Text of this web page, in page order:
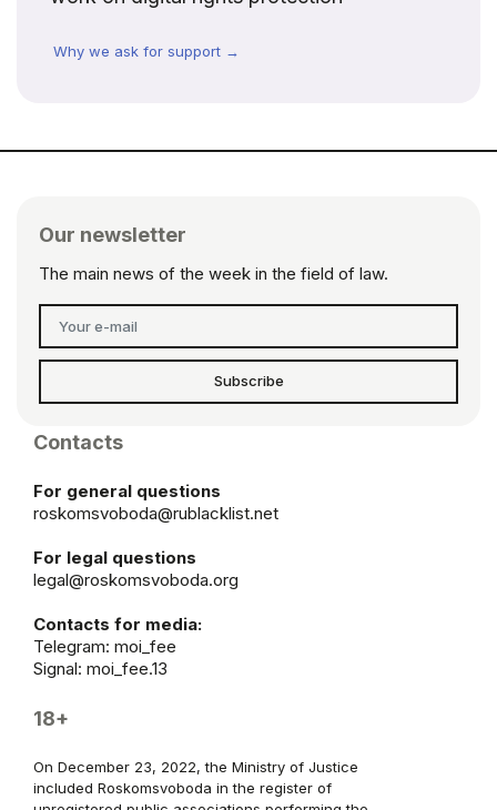
Why we ask for support →
Our newsletter
The main news of the week in the field of law.
Subscribe
Contacts
For general questions
roskomsvoboda@rublacklist.net
For legal questions
legal@roskomsvoboda.org
Contacts for media:
Telegram: moi_fee
Signal: moi_fee.13
18+
On December 23, 2022, the Ministry of Justice
included Roskomsvoboda in the register of